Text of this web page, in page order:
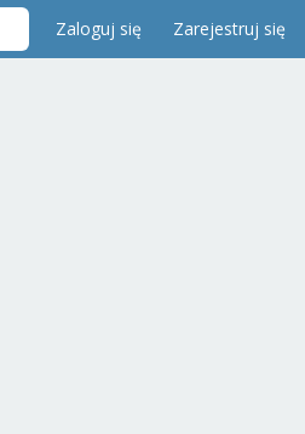
Zaloguj się Zarejestruj się